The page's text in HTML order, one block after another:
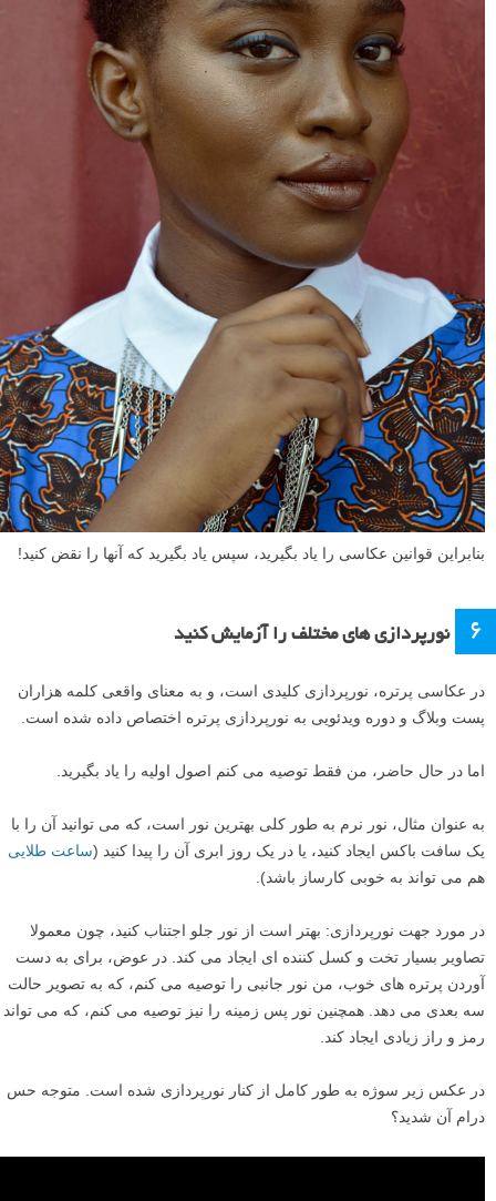
بنابراین قوانین عکاسی را یاد بگیرید، سپس یاد بگیرید که آنها را نقض کنید!
۶ نورپردازی های مختلف را آزمایش کنید
در عکاسی پرتره، نورپردازی کلیدی است، و به معنای واقعی کلمه هزاران
پست وبلاگ و دوره ویدئویی به نورپردازی پرتره اختصاص داده شده است.
اما در حال حاضر، من فقط توصیه می کنم اصول اولیه را یاد بگیرید.
به عنوان مثال، نور نرم به طور کلی بهترین نور است، که می توانید آن را با
یک سافت باکس ایجاد کنید، یا در یک روز ابری آن را پیدا کنید (ساعت طلایی
هم می تواند به خوبی کارساز باشد).
در مورد جهت نورپردازی: بهتر است از نور جلو اجتناب کنید، چون معمولا
تصاویر بسیار تخت و کسل کننده ای ایجاد می کند. در عوض، برای به دست
آوردن پرتره های خوب، من نور جانبی را توصیه می کنم، که به تصویر حالت
سه بعدی می دهد. همچنین نور پس زمینه را نیز توصیه می کنم، که می تواند
رمز و راز زیادی ایجاد کند.
در عکس زیر سوژه به طور کامل از کنار نورپردازی شده است. متوجه حس
درام آن شدید؟